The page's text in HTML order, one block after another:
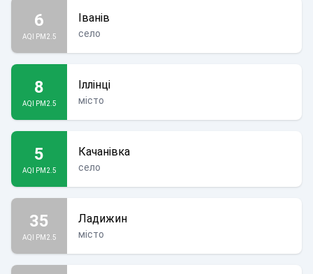
6
AQI PM2.5
Іванів
село
8
AQI PM2.5
Іллінці
місто
5
AQI PM2.5
Качанівка
село
35
AQI PM2.5
Ладижин
місто